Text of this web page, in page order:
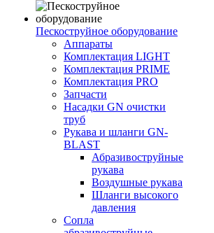
Пескоструйное оборудование
Аппараты
Комплектация LIGHT
Комплектация PRIME
Комплектация PRO
Запчасти
Насадки GN очистки
труб
Рукава и шланги GN-
BLAST
Абразивоструйные
рукава
Воздушные рукава
Шланги высокого
давления
Сопла